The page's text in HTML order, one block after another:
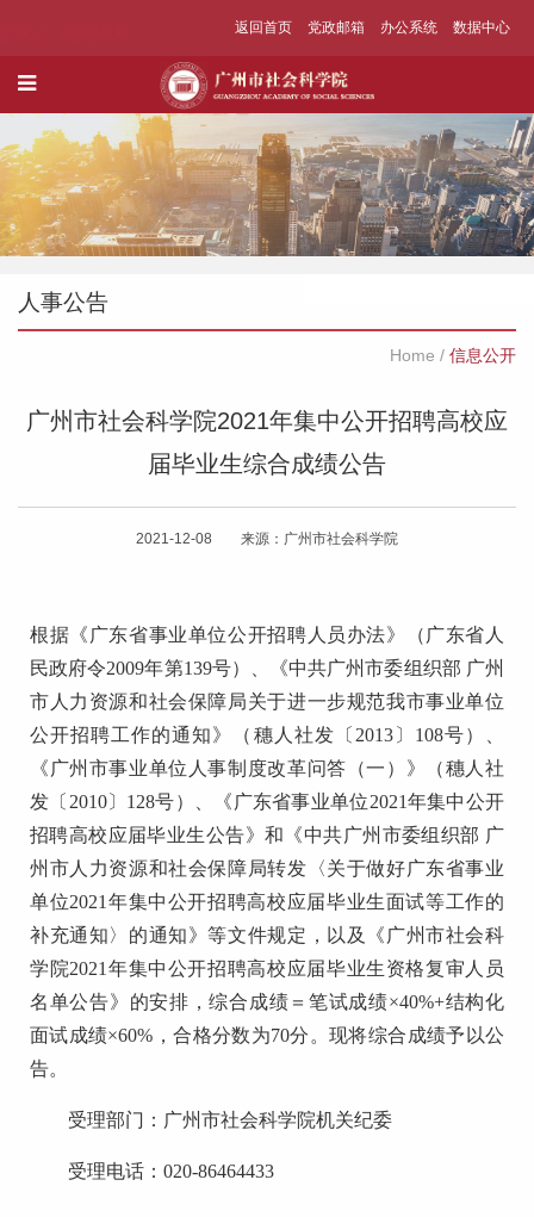
返回首页 党政邮箱 办公系统 数据中心
人事公告
Home / 信息公开
广州市社会科学院2021年集中公开招聘高校应
届毕业生综合成绩公告
2021-12-08 来源：广州市社会科学院
根据《广东省事业单位公开招聘人员办法》（广东省人
民政府令2009年第139号）、《中共广州市委组织部 广州
市人力资源和社会保障局关于进一步规范我市事业单位
公开招聘工作的通知》（穗人社发〔2013〕108号）、
《广州市事业单位人事制度改革问答（一）》（穗人社
发〔2010〕128号）、《广东省事业单位2021年集中公开
招聘高校应届毕业生公告》和《中共广州市委组织部 广
州市人力资源和社会保障局转发〈关于做好广东省事业
单位2021年集中公开招聘高校应届毕业生面试等工作的
补充通知〉的通知》等文件规定，以及《广州市社会科
学院2021年集中公开招聘高校应届毕业生资格复审人员
名单公告》的安排，综合成绩＝笔试成绩×40%+结构化
面试成绩×60%，合格分数为70分。现将综合成绩予以公
告。
受理部门：广州市社会科学院机关纪委
受理电话：020-86464433